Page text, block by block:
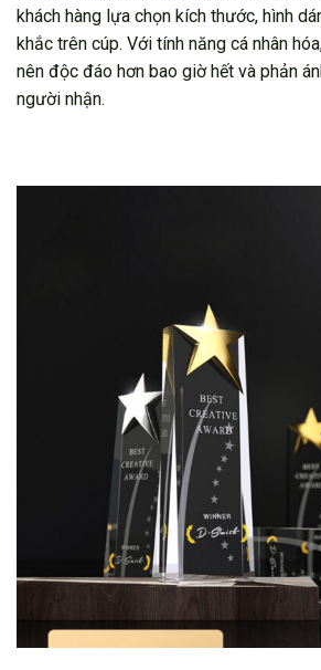
khách hàng lựa chọn kích thước, hình
khắc trên cúp. Với tính năng cá nhân
nên độc đáo hơn bao giờ hết và phản
người nhận.